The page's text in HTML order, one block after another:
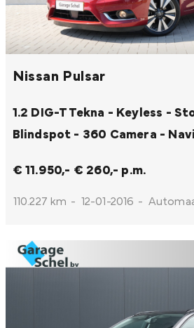
Nissan Pulsar
1.2 DIG-T Tekna - Keyless -
Blindspot - 360 Camera -
€ 11.950,- € 260,- p.m.
110.227 km - 12-01-2016 -